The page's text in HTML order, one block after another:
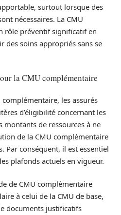
surtout lorsque des
nécessaires. La CMU
rôle préventif significatif en
des soins appropriés sans se
la CMU complémentaire
les assurés
d’éligibilité concernant les
montants de ressources à ne
de la CMU complémentaire
Par conséquent, il est essentiel
plafonds actuels en vigueur.
de CMU complémentaire
à celui de la CMU de base,
documents justificatifs